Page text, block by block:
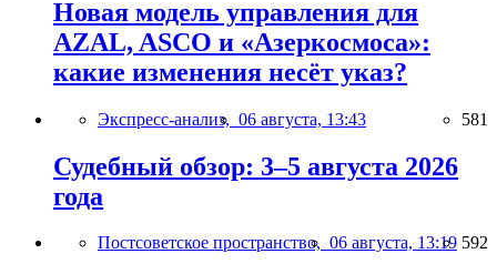
Новая модель управления для
AZAL, ASCO и «Азеркосмоса»:
какие изменения несёт указ?
Экспресс-анализ, 06 августа, 13:43 581
Судебный обзор: 3–5 августа 2026
года
Постсоветское пространство, 06 августа, 13:19 592